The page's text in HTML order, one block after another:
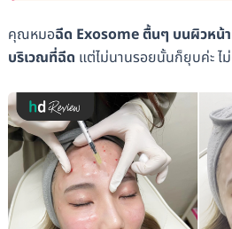
คุณหมอฉีด Exosome ตื้นๆ บนผิวหน้า
บริเวณที่ฉีด แต่ไม่นานรอยนั้นก็ยุบค่ะ ไ